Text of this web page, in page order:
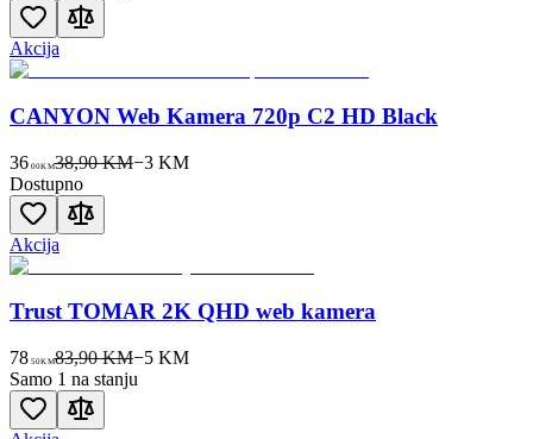
Akcija
CANYON Web Kamera 720p C2 HD Black
36 00KM38,90 KM−3KM
Dostupno
Akcija
Trust TOMAR 2K QHD web kamera
78 50KM83,90 KM−5KM
Samo 1 na stanju